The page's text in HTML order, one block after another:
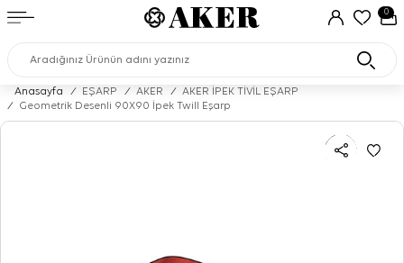
0
Anasayfa / EŞARP / AKER /
AKER İPEK TİVİL EŞARP
/
Geometrik Desenli 90X90 İpek Twill Eşarp